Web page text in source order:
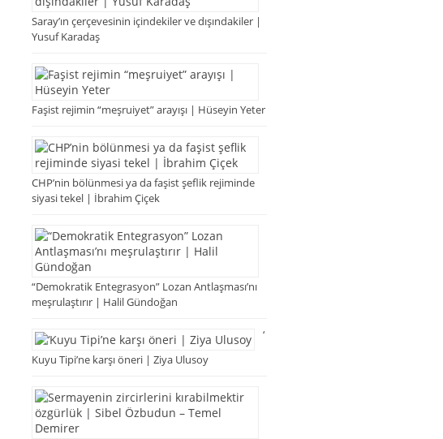
Saray’ın çerçevesinin içindekiler ve dışındakiler |
Yusuf Karadaş
Faşist rejimin “meşruiyet” arayışı | Hüseyin Yeter
CHP’nin bölünmesi ya da faşist şeflik rejiminde
siyasi tekel | İbrahim Çiçek
“Demokratik Entegrasyon” Lozan Antlaşması’nı
meşrulaştırır | Halil Gündoğan
‘
Kuyu Tipi’ne karşı öneri | Ziya Ulusoy